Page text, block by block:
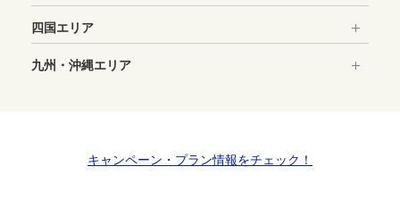
四国エリア
九州・沖縄エリア
キャンペーン・プラン情報をチェック！